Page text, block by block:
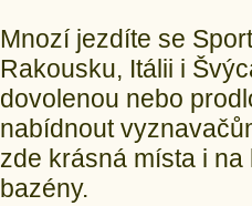
Mnozí jezdíte se
Rakousku, Itálii i
dovolenou nebo
nabídnout
zde krásná místa i
bazény.